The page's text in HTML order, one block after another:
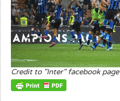
Credit to "Inter" facebook page